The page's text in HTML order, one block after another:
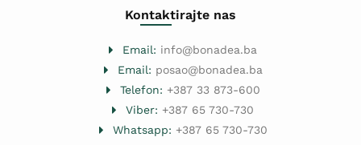
Kontaktirajte nas
Email: info@bonadea.ba
Email: posao@bonadea.ba
Telefon: +387 33 873-600
Viber: +387 65 730-730
Whatsapp: +387 65 730-730